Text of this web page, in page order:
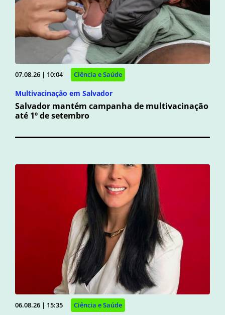
07.08.26 | 10:04 Ciência e Saúde
Multivacinação em Salvador
Salvador mantém campanha de multivacinação
até 1º de setembro
06.08.26 | 15:35 Ciência e Saúde